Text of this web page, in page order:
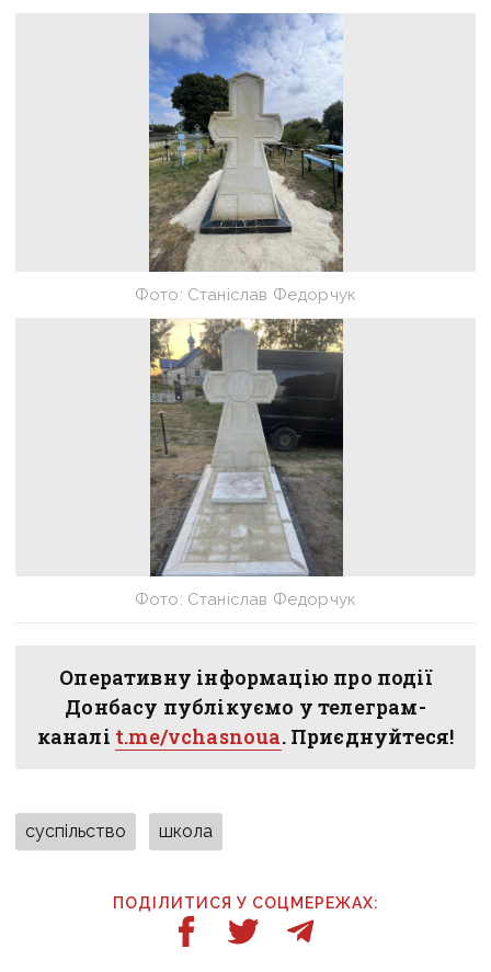
Фото: Станіслав Федорчук
Фото: Станіслав Федорчук
Оперативну інформацію про події
Донбасу публікуємо у телеграм-
каналі t.me/vchasnoua. Приєднуйтеся!
суспільство школа
ПОДІЛИТИСЯ У СОЦМЕРЕЖАХ: